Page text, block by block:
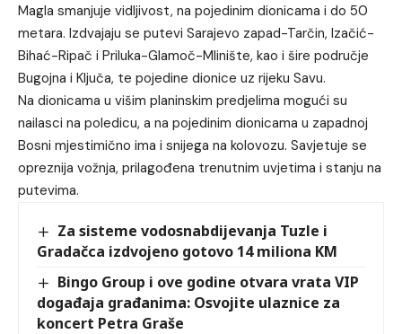
Magla smanjuje vidljivost, na pojedinim dionicama i do 50
metara. Izdvajaju se putevi Sarajevo zapad-Tarčin, Izačić-
Bihać-Ripač i Priluka-Glamoč-Mlinište, kao i šire područje
Bugojna i Ključa, te pojedine dionice uz rijeku Savu.
Na dionicama u višim planinskim predjelima mogući su
nailasci na poledicu, a na pojedinim dionicama u zapadnoj
Bosni mjestimično ima i snijega na kolovozu. Savjetuje se
opreznija vožnja, prilagođena trenutnim uvjetima i stanju na
putevima.
Za sisteme vodosnabdijevanja Tuzle i
Gradačca izdvojeno gotovo 14 miliona KM
Bingo Group i ove godine otvara vrata VIP
događaja građanima: Osvojite ulaznice za
koncert Petra Graše